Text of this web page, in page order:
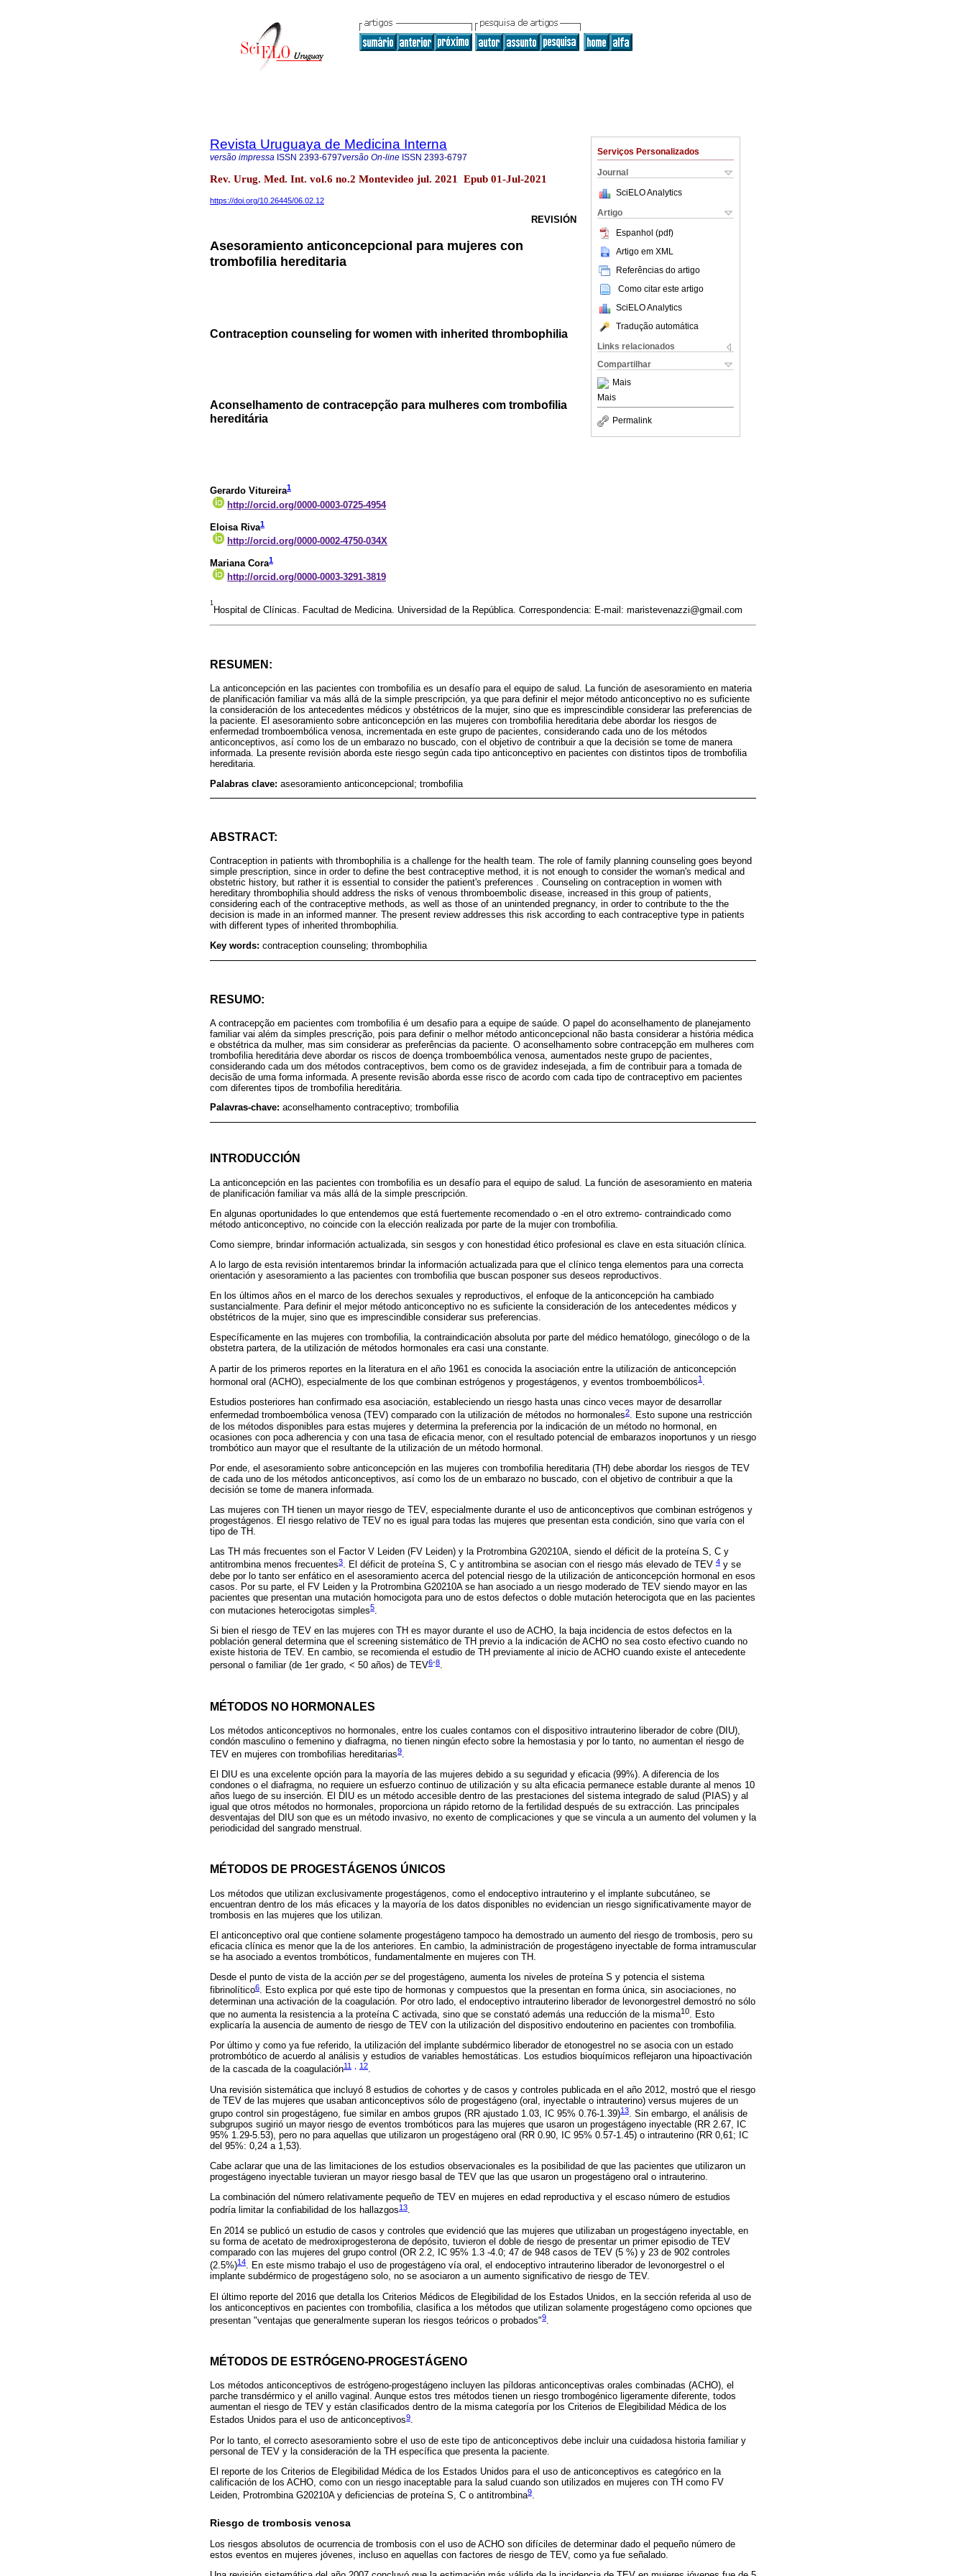
Serviços Personalizados
Journal
SciELO Analytics
Artigo
Espanhol (pdf)
Artigo em XML
Referências do artigo
Como citar este artigo
SciELO Analytics
Tradução automática
Links relacionados
Compartilhar
Mais
Mais
Permalink
Revista Uruguaya de Medicina Interna
versão impressa ISSN 2393-6797versão On-line ISSN 2393-6797
Rev. Urug. Med. Int. vol.6 no.2 Montevideo jul. 2021 Epub 01-Jul-2021
https://doi.org/10.26445/06.02.12
REVISIÓN
Asesoramiento anticoncepcional para mujeres con
trombofilia hereditaria
Contraception counseling for women with inherited thrombophilia
Aconselhamento de contracepção para mulheres com trombofilia
hereditária
Gerardo Vitureira1
http://orcid.org/0000-0003-0725-4954
Eloisa Riva1
http://orcid.org/0000-0002-4750-034X
Mariana Cora1
http://orcid.org/0000-0003-3291-3819
1
Hospital de Clínicas. Facultad de Medicina. Universidad de la República. Correspondencia: E-mail: maristevenazzi@gmail.com
RESUMEN:
La anticoncepción en las pacientes con trombofilia es un desafío para el equipo de salud. La función de asesoramiento en materia
de planificación familiar va más allá de la simple prescripción, ya que para definir el mejor método anticonceptivo no es suficiente
la consideración de los antecedentes médicos y obstétricos de la mujer, sino que es imprescindible considerar las preferencias de
la paciente. El asesoramiento sobre anticoncepción en las mujeres con trombofilia hereditaria debe abordar los riesgos de
enfermedad tromboembólica venosa, incrementada en este grupo de pacientes, considerando cada uno de los métodos
anticonceptivos, así como los de un embarazo no buscado, con el objetivo de contribuir a que la decisión se tome de manera
informada. La presente revisión aborda este riesgo según cada tipo anticonceptivo en pacientes con distintos tipos de trombofilia
hereditaria.
Palabras clave: asesoramiento anticoncepcional; trombofilia
ABSTRACT:
Contraception in patients with thrombophilia is a challenge for the health team. The role of family planning counseling goes beyond
simple prescription, since in order to define the best contraceptive method, it is not enough to consider the woman's medical and
obstetric history, but rather it is essential to consider the patient's preferences . Counseling on contraception in women with
hereditary thrombophilia should address the risks of venous thromboembolic disease, increased in this group of patients,
considering each of the contraceptive methods, as well as those of an unintended pregnancy, in order to contribute to the the
decision is made in an informed manner. The present review addresses this risk according to each contraceptive type in patients
with different types of inherited thrombophilia.
Key words: contraception counseling; thrombophilia
RESUMO:
A contracepção em pacientes com trombofilia é um desafio para a equipe de saúde. O papel do aconselhamento de planejamento
familiar vai além da simples prescrição, pois para definir o melhor método anticoncepcional não basta considerar a história médica
e obstétrica da mulher, mas sim considerar as preferências da paciente. O aconselhamento sobre contracepção em mulheres com
trombofilia hereditária deve abordar os riscos de doença tromboembólica venosa, aumentados neste grupo de pacientes,
considerando cada um dos métodos contraceptivos, bem como os de gravidez indesejada, a fim de contribuir para a tomada de
decisão de uma forma informada. A presente revisão aborda esse risco de acordo com cada tipo de contraceptivo em pacientes
com diferentes tipos de trombofilia hereditária.
Palavras-chave: aconselhamento contraceptivo; trombofilia
INTRODUCCIÓN
La anticoncepción en las pacientes con trombofilia es un desafío para el equipo de salud. La función de asesoramiento en materia
de planificación familiar va más allá de la simple prescripción.
En algunas oportunidades lo que entendemos que está fuertemente recomendado o -en el otro extremo- contraindicado como
método anticonceptivo, no coincide con la elección realizada por parte de la mujer con trombofilia.
Como siempre, brindar información actualizada, sin sesgos y con honestidad ético profesional es clave en esta situación clínica.
A lo largo de esta revisión intentaremos brindar la información actualizada para que el clínico tenga elementos para una correcta
orientación y asesoramiento a las pacientes con trombofilia que buscan posponer sus deseos reproductivos.
En los últimos años en el marco de los derechos sexuales y reproductivos, el enfoque de la anticoncepción ha cambiado
sustancialmente. Para definir el mejor método anticonceptivo no es suficiente la consideración de los antecedentes médicos y
obstétricos de la mujer, sino que es imprescindible considerar sus preferencias.
Específicamente en las mujeres con trombofilia, la contraindicación absoluta por parte del médico hematólogo, ginecólogo o de la
obstetra partera, de la utilización de métodos hormonales era casi una constante.
A partir de los primeros reportes en la literatura en el año 1961 es conocida la asociación entre la utilización de anticoncepción
hormonal oral (ACHO), especialmente de los que combinan estrógenos y progestágenos, y eventos tromboembólicos1 .
Estudios posteriores han confirmado esa asociación, estableciendo un riesgo hasta unas cinco veces mayor de desarrollar
enfermedad tromboembólica venosa (TEV) comparado con la utilización de métodos no hormonales2. Esto supone una restricción
de los métodos disponibles para estas mujeres y determina la preferencia por la indicación de un método no hormonal, en
ocasiones con poca adherencia y con una tasa de eficacia menor, con el resultado potencial de embarazos inoportunos y un riesgo
trombótico aun mayor que el resultante de la utilización de un método hormonal.
Por ende, el asesoramiento sobre anticoncepción en las mujeres con trombofilia hereditaria (TH) debe abordar los riesgos de TEV
de cada uno de los métodos anticonceptivos, así como los de un embarazo no buscado, con el objetivo de contribuir a que la
decisión se tome de manera informada.
Las mujeres con TH tienen un mayor riesgo de TEV, especialmente durante el uso de anticonceptivos que combinan estrógenos y
progestágenos. El riesgo relativo de TEV no es igual para todas las mujeres que presentan esta condición, sino que varía con el
tipo de TH.
Las TH más frecuentes son el Factor V Leiden (FV Leiden) y la Protrombina G20210A, siendo el déficit de la proteína S, C y
antitrombina menos frecuentes3. El déficit de proteína S, C y antitrombina se asocian con el riesgo más elevado de TEV 4 y se
debe por lo tanto ser enfático en el asesoramiento acerca del potencial riesgo de la utilización de anticoncepción hormonal en esos
casos. Por su parte, el FV Leiden y la Protrombina G20210A se han asociado a un riesgo moderado de TEV siendo mayor en las
pacientes que presentan una mutación homocigota para uno de estos defectos o doble mutación heterocigota que en las pacientes
con mutaciones heterocigotas simples5
Si bien el riesgo de TEV en las mujeres con TH es mayor durante el uso de ACHO, la baja incidencia de estos defectos en la
población general determina que el screening sistemático de TH previo a la indicación de ACHO no sea costo efectivo cuando no
existe historia de TEV. En cambio, se recomienda el estudio de TH previamente al inicio de ACHO cuando existe el antecedente
personal o familiar (de 1er grado, < 50 años) de TEV6-8.
MÉTODOS NO HORMONALES
Los métodos anticonceptivos no hormonales, entre los cuales contamos con el dispositivo intrauterino liberador de cobre (DIU),
condón masculino o femenino y diafragma, no tienen ningún efecto sobre la hemostasia y por lo tanto, no aumentan el riesgo de
TEV en mujeres con trombofilias hereditarias9.
El DIU es una excelente opción para la mayoría de las mujeres debido a su seguridad y eficacia (99%). A diferencia de los
condones o el diafragma, no requiere un esfuerzo continuo de utilización y su alta eficacia permanece estable durante al menos 10
años luego de su inserción. El DIU es un método accesible dentro de las prestaciones del sistema integrado de salud (PIAS) y al
igual que otros métodos no hormonales, proporciona un rápido retorno de la fertilidad después de su extracción. Las principales
desventajas del DIU son que es un método invasivo, no exento de complicaciones y que se vincula a un aumento del volumen y la
periodicidad del sangrado menstrual.
MÉTODOS DE PROGESTÁGENOS ÚNICOS
Los métodos que utilizan exclusivamente progestágenos, como el endoceptivo intrauterino y el implante subcutáneo, se
encuentran dentro de los más eficaces y la mayoría de los datos disponibles no evidencian un riesgo significativamente mayor de
trombosis en las mujeres que los utilizan.
El anticonceptivo oral que contiene solamente progestágeno tampoco ha demostrado un aumento del riesgo de trombosis, pero su
eficacia clínica es menor que la de los anteriores. En cambio, la administración de progestágeno inyectable de forma intramuscular
se ha asociado a eventos trombóticos, fundamentalmente en mujeres con TH.
Desde el punto de vista de la acción per se del progestágeno, aumenta los niveles de proteína S y potencia el sistema
fibrinolítico6. Esto explica por qué este tipo de hormonas y compuestos que la presentan en forma única, sin asociaciones, no
determinan una activación de la coagulación. Por otro lado, el endoceptivo intrauterino liberador de levonorgestrel demostró no sólo
que no aumenta la resistencia a la proteína C activada, sino que se constató además una reducción de la misma10
. Esto
explicaría la ausencia de aumento de riesgo de TEV con la utilización del dispositivo endouterino en pacientes con trombofilia.
Por último y como ya fue referido, la utilización del implante subdérmico liberador de etonogestrel no se asocia con un estado
protrombótico de acuerdo al análisis y estudios de variables hemostáticas. Los estudios bioquímicos reflejaron una hipoactivación
de la cascada de la coagulación11 12.
Una revisión sistemática que incluyó 8 estudios de cohortes y de casos y controles publicada en el año 2012, mostró que el riesgo
de TEV de las mujeres que usaban anticonceptivos sólo de progestágeno (oral, inyectable o intrauterino) versus mujeres de un
grupo control sin progestágeno, fue similar en ambos grupos (RR ajustado 1.03, IC 95% 0.76-1.39)13. Sin embargo, el análisis de
subgrupos sugirió un mayor riesgo de eventos trombóticos para las mujeres que usaron un progestágeno inyectable (RR 2.67, IC
95% 1.29-5.53), pero no para aquellas que utilizaron un progestágeno oral (RR 0.90, IC 95% 0.57-1.45) o intrauterino (RR 0,61; IC
del 95%: 0,24 a 1,53).
Cabe aclarar que una de las limitaciones de los estudios observacionales es la posibilidad de que las pacientes que utilizaron un
progestágeno inyectable tuvieran un mayor riesgo basal de TEV que las que usaron un progestágeno oral o intrauterino.
La combinación del número relativamente pequeño de TEV en mujeres en edad reproductiva y el escaso número de estudios
podría limitar la confiabilidad de los hallazgos13.
En 2014 se publicó un estudio de casos y controles que evidenció que las mujeres que utilizaban un progestágeno inyectable, en
su forma de acetato de medroxiprogesterona de depósito, tuvieron el doble de riesgo de presentar un primer episodio de TEV
comparado con las mujeres del grupo control (OR 2.2, IC 95% 1.3 -4.0; 47 de 948 casos de TEV (5 %) y 23 de 902 controles
(2.5%)14. En este mismo trabajo el uso de progestágeno vía oral, el endoceptivo intrauterino liberador de levonorgestrel o el
implante subdérmico de progestágeno solo, no se asociaron a un aumento significativo de riesgo de TEV.
El último reporte del 2016 que detalla los Criterios Médicos de Elegibilidad de los Estados Unidos, en la sección referida al uso de
los anticonceptivos en pacientes con trombofilia, clasifica a los métodos que utilizan solamente progestágeno como opciones que
presentan "ventajas que generalmente superan los riesgos teóricos o probados"9
MÉTODOS DE ESTRÓGENO-PROGESTÁGENO
Los métodos anticonceptivos de estrógeno-progestágeno incluyen las píldoras anticonceptivas orales combinadas (ACHO), el
parche transdérmico y el anillo vaginal. Aunque estos tres métodos tienen un riesgo trombogénico ligeramente diferente, todos
aumentan el riesgo de TEV y están clasificados dentro de la misma categoría por los Criterios de Elegibilidad Médica de los
Estados Unidos para el uso de anticonceptivos9.
Por lo tanto, el correcto asesoramiento sobre el uso de este tipo de anticonceptivos debe incluir una cuidadosa historia familiar y
personal de TEV y la consideración de la TH específica que presenta la paciente.
El reporte de los Criterios de Elegibilidad Médica de los Estados Unidos para el uso de anticonceptivos es categórico en la
calificación de los ACHO, como con un riesgo inaceptable para la salud cuando son utilizados en mujeres con TH como FV
Leiden, Protrombina G20210A y deficiencias de proteína S, C o antitrombina9.
Riesgo de trombosis venosa
Los riesgos absolutos de ocurrencia de trombosis con el uso de ACHO son difíciles de determinar dado el pequeño número de
estos eventos en mujeres jóvenes, incluso en aquellas con factores de riesgo de TEV, como ya fue señalado.